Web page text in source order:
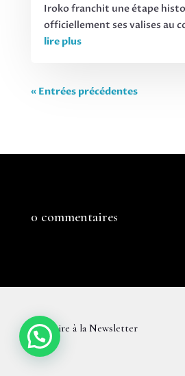
Iroko franchit une étape
officiellement ses valises au
lire plus
« Entrées précédentes
0 commentaires
S'inscrire à la Newsletter